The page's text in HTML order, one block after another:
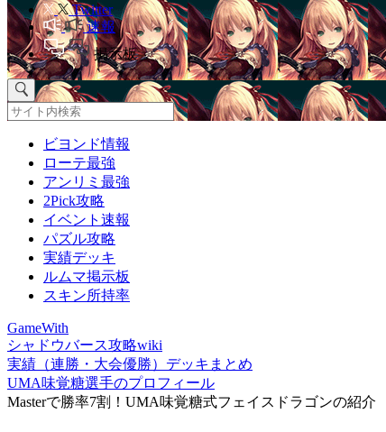
Twitter
速報
掲示板
ビヨンド情報
ローテ最強
アンリミ最強
2Pick攻略
イベント速報
パズル攻略
実績デッキ
ルムマ掲示板
スキン所持率
GameWith
シャドウバース攻略wiki
実績（連勝・大会優勝）デッキまとめ
UMA味覚糖選手のプロフィール
Masterで勝率7割！UMA味覚糖式フェイスドラゴンの紹介